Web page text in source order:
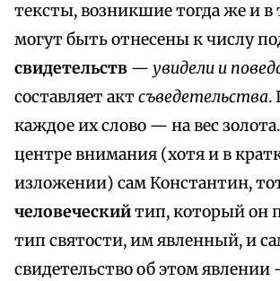
тексты, возникшие тогда же и в
могут быть отнесены к числу
свидетельств — увидели и
составляет актсъведетельства.
каждое их слово — на вес
центре внимания (хотя и в
изложении) сам Константин,
человеческийтип, который он
тип святости, им явленный, и
свидетельство об этом